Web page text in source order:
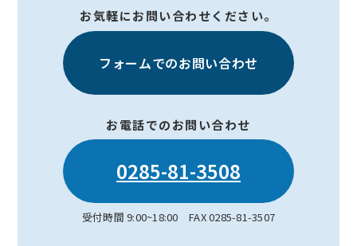
お気軽にお問い合わせください。
フォームでのお問い合わせ
お電話でのお問い合わせ
0285-81-3508
受付時間 9:00~18:00 FAX 0285-81-3507